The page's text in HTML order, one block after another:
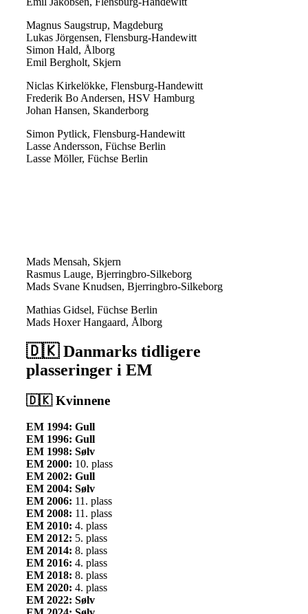
Magnus Saugstrup, Magdeburg
Lukas Jörgensen, Flensburg-Handewitt
Simon Hald, Ålborg
Emil Bergholt, Skjern
Niclas Kirkelökke, Flensburg-Handewitt
Frederik Bo Andersen, HSV Hamburg
Johan Hansen, Skanderborg
Simon Pytlick, Flensburg-Handewitt
Lasse Andersson, Füchse Berlin
Lasse Möller, Füchse Berlin
Mads Mensah, Skjern
Rasmus Lauge, Bjerringbro-Silkeborg
Mads Svane Knudsen, Bjerringbro-Silkeborg
Mathias Gidsel, Füchse Berlin
Mads Hoxer Hangaard, Ålborg
🇩🇰 Danmarks tidligere
plasseringer i EM
🇩🇰 Kvinnene
EM 1994: Gull
EM 1996: Gull
EM 1998: Sølv
EM 2000: 10. plass
EM 2002: Gull
EM 2004: Sølv
EM 2006: 11. plass
EM 2008: 11. plass
EM 2010: 4. plass
EM 2012: 5. plass
EM 2014: 8. plass
EM 2016: 4. plass
EM 2018: 8. plass
EM 2020: 4. plass
EM 2022: Sølv